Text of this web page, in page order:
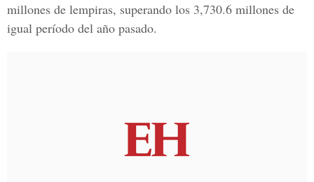
millones de lempiras, superando los 3,730.6 millones de
igual período del año pasado.